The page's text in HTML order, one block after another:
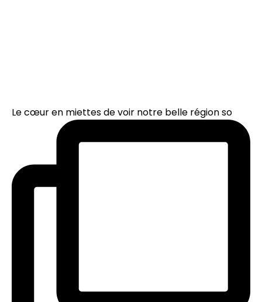
Le cœur en miettes de voir notre belle région so